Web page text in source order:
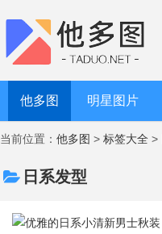
他多图 明星图片
当前位置： 他多图 > 标签大全 >
日系发型